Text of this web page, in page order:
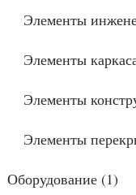
Элементы
Элементы
Элементы
Элементы
Оборудование(1)